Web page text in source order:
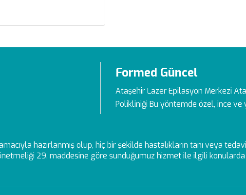
Formed Güncel
Ataşehir Lazer Epilasyon Merkezi
Polikliniği Bu yöntemde özel, ince ve
hazırlanmış olup, hiç bir şekilde hastalıkların tanı veya
29. maddesine göre sunduğumuz hizmet ile ilgili konularda